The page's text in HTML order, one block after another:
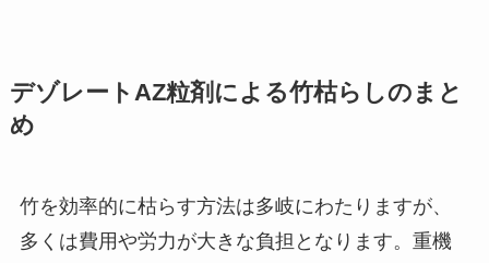
デゾレートAZ粒剤による竹枯らしのまと
め
竹を効率的に枯らす方法は多岐にわたりますが、
多くは費用や労力が大きな負担となります。重機